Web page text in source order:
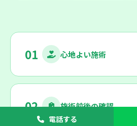
電話する
01 心地よい施術
02 施術前後の確認